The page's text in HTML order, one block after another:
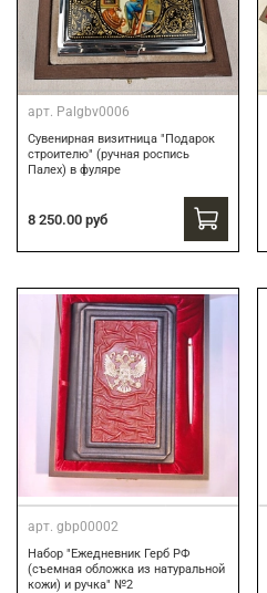
арт. Palgbv0006
Сувенирная визитница "Подарок
строителю" (ручная роспись
Палех) в фуляре
8 250.00 руб
арт. gbp00002
Набор "Ежедневник Герб РФ
(съемная обложка из натуральной
кожи) и ручка" №2